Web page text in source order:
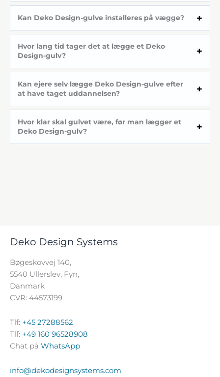
Kan Deko Design-gulve installeres på vægge?
Hvor lang tid tager det at lægge et Deko
Design-gulv?
Kan ejere selv lægge Deko Design-gulve efter
at have taget uddannelsen?
Hvor klar skal gulvet være, før man lægger et
Deko Design-gulv?
Deko Design Systems
Bøgeskovvej 140,
5540 Ullerslev, Fyn,
Danmark
CVR: 44573199
Tlf: +45 27288562
Tlf: +49 160 96528908
Chat på WhatsApp
info@dekodesignsystems.com